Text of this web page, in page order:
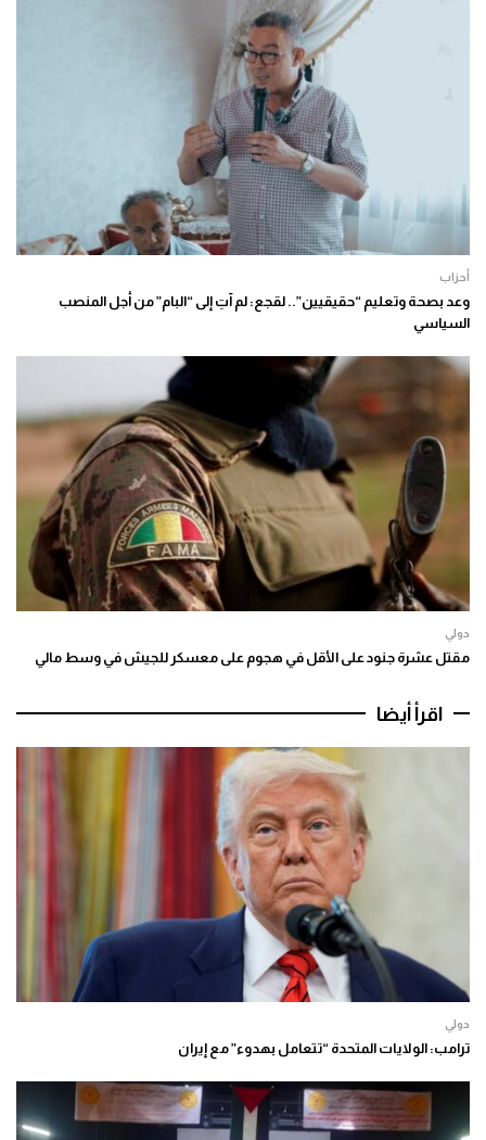
أحزاب
وعد بصحة وتعليم “حقيقيين”.. لقجع: لم آتِ إلى “البام” من أجل المنصب
السياسي
دولي
مقتل عشرة جنود على الأقل في هجوم على معسكر للجيش في وسط مالي
اقرأ أيضا
دولي
ترامب: الولايات المتحدة “تتعامل بهدوء” مع إيران